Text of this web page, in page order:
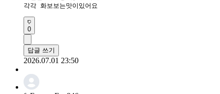
각각 화보보는맛이있어요
0
답글 쓰기
2026.07.01 23:50